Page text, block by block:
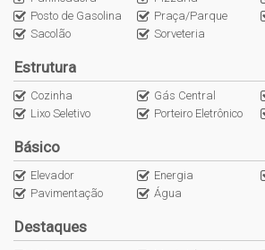
eléctrico (por garagem)
Rosner Move (2 bicicletas uso
Acesso garagens por RFID
Irrigação automatizada jardins
Captação água da chuva
Escada interativa incentivando a
físicos
Monitoramento CFTV
Smart Lockers
Coworking
Banheiro feminino - masculino - PNE
Posto de Gasolina
Praça/Parque
Sacolão
Sorveteria
Estrutura
Cozinha Gás Central
Lixo Seletivo
Porteiro Eletrônico
Básico
Elevador Energia
Pavimentação
Água
Destaques